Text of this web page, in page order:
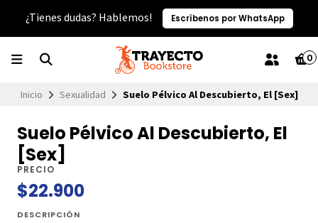
¿Tienes dudas? Hablemos! Escríbenos por WhatsApp
0
Inicio Sexualidad Suelo Pélvico Al Descubierto, El [Sex]
Suelo Pélvico Al Descubierto, El
[Sex]
PRECIO
$22.900
DESCRIPCIÓN